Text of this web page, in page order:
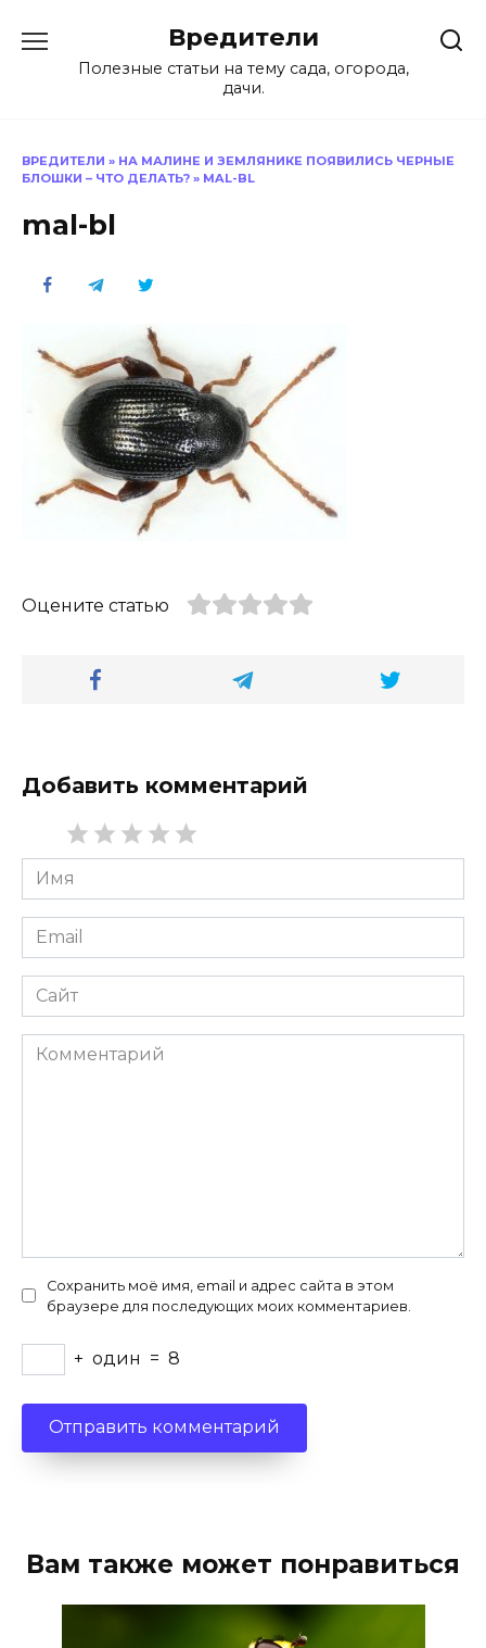
содержанию
Вредители
Полезные статьи на тему сада, огорода,
дачи.
ВРЕДИТЕЛИ » НА МАЛИНЕ И ЗЕМЛЯНИКЕ ПОЯВИЛИСЬ ЧЕРНЫЕ
БЛОШКИ – ЧТО ДЕЛАТЬ? » MAL-BL
mal-bl
Оцените статью
Добавить комментарий
Имя
*
Email
*
Сайт
Комментарий
Сохранить моё имя, email и адрес сайта в этом
браузере для последующих моих комментариев.
+ один = 8
Вам также может понравиться